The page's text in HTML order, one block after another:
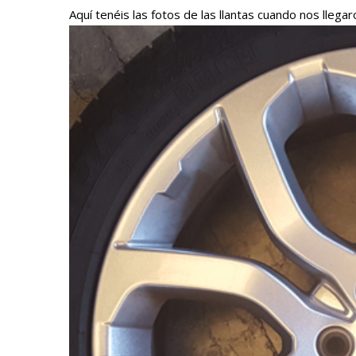
Aquí tenéis las fotos de las llantas cuando nos